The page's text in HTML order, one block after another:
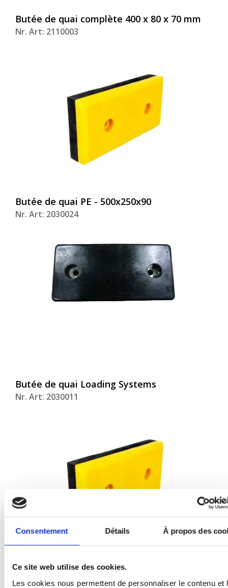
Consentement Détails À propos des
Ce site web utilise des cookies.
Les cookies nous permettent de personnaliser le contenu et
Butée de quai complète 400 x 80 x 70 mm
Nr. Art: 2110003
Butée de quai PE - 500x250x90
Nr. Art: 2030024
Butée de quai Loading Systems
Nr. Art: 2030011
Butée de quai complète PE 500 x 250 x 90
Nr. Art: 2110004